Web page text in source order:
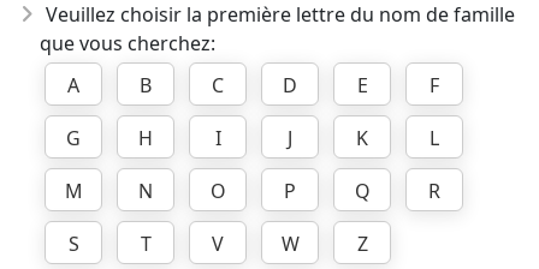
Veuillez choisir la première lettre du nom de famille
que vous cherchez:
A
B C D E
F
G
H I J K
L
M
N O P Q
R
S
T V W
Z